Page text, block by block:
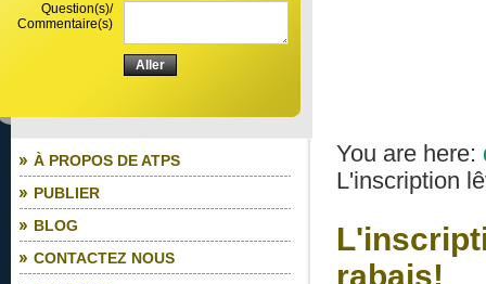
Question(s)/
Commentaire(s)
À PROPOS DE ATPS
PUBLIER
BLOG
CONTACTEZ NOUS
You are here:
L'inscription
rabais!